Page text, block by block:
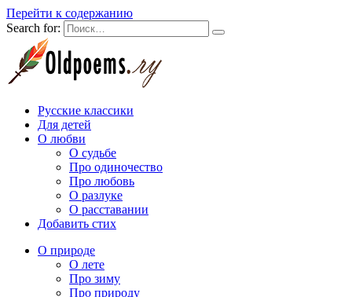
Перейти к содержанию
Search for:
Русские классики
Для детей
О любви
О судьбе
Про одиночество
Про любовь
О разлуке
О расставании
Добавить стих
О природе
О лете
Про зиму
Про природу